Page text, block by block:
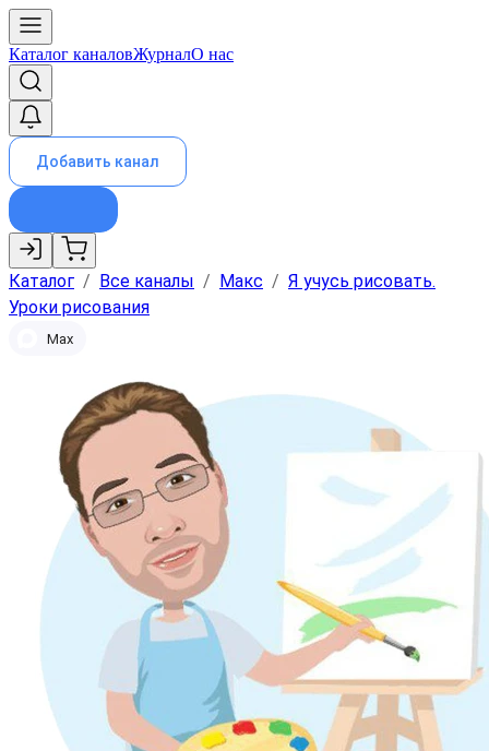
Каталог каналовЖурналО нас
Добавить канал
Каталог / Все каналы / Макс / Я учусь рисовать.
Уроки рисования
Max